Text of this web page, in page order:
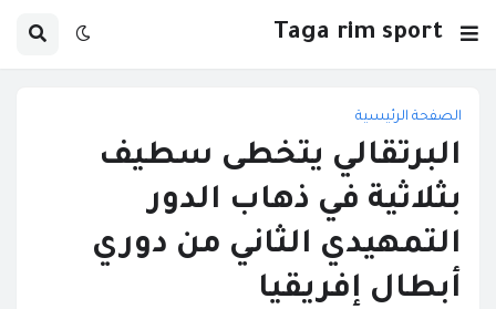
Taga rim sport
الصفحة الرئيسية
البرتقالي يتخطى سطيف
بثلاثية في ذهاب الدور
التمهيدي الثاني من دوري
أبطال إفريقيا